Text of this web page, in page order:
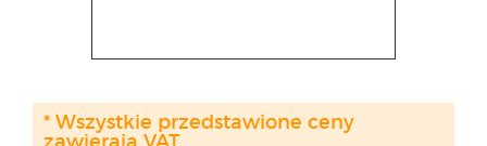
* Wszystkie przedstawione ceny